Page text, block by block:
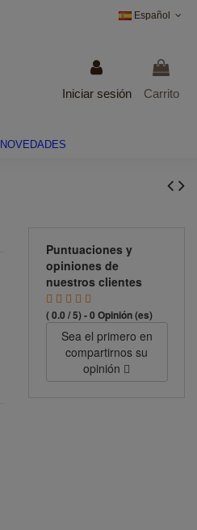
Español
Iniciar sesión Carrito
NOVEDADES
Puntuaciones y
opiniones de
nuestros clientes
( 0.0 / 5) - 0 Opinión (es)
Sea el primero en
compartirnos su
opinión